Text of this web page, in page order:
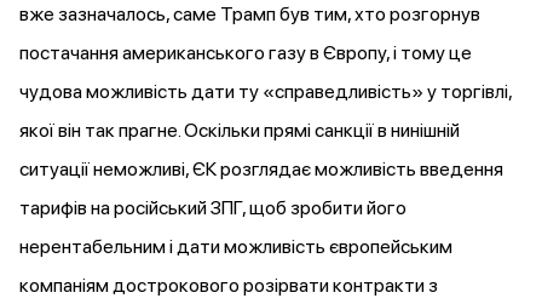
вже зазначалось, саме Трамп був тим, хто розгорнув
постачання американського газу в Європу, і тому це
чудова можливість дати ту «справедливість» у торгівлі,
якої він так прагне. Оскільки прямі санкції в нинішній
ситуації неможливі, ЄК розглядає можливість введення
тарифів на російський ЗПГ, щоб зробити його
нерентабельним і дати можливість європейським
компаніям дострокового розірвати контракти з